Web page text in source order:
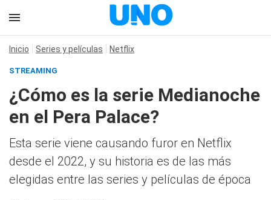
Inicio Series y películas Netflix
STREAMING
¿Cómo es la serie Medianoche
en el Pera Palace?
Esta serie viene causando furor en Netflix
desde el 2022, y su historia es de las más
elegidas entre las series y películas de época